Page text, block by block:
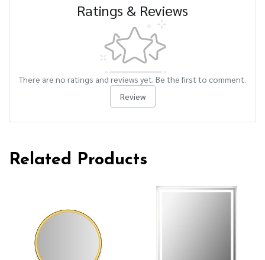
Ratings & Reviews
There are no ratings and reviews yet. Be the first to comment.
Review
Related Products